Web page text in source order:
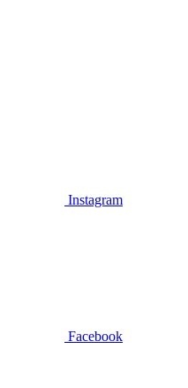
Instagram
Facebook